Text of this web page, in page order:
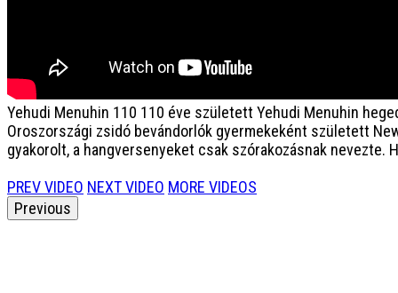
Yehudi Menuhin 110 110 éve született Yehudi Menuhin
Oroszországi zsidó bevándorlók gyermekeként született
gyakorolt, a hangversenyeket csak szórakozásnak nevezte.
PREV VIDEO NEXT VIDEO MORE VIDEOS
Previous